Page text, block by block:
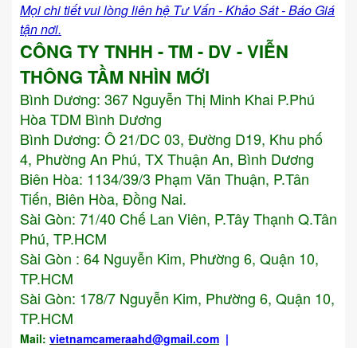
Mọi chi tiết vui lòng liên hệ Tư Vấn - Khảo Sát - Báo Giá
tận nơi.
CÔNG TY TNHH - TM - DV - VIỄN
THÔNG TẦM NHÌN MỚI
Bình Dương: 367 Nguyễn Thị Minh Khai P.Phú
Hòa TDM Bình Dương
Bình Dương: Ô 21/DC 03, Đường D19, Khu phố
4, Phường An Phú, TX Thuận An, Bình Dương
Biên Hòa: 1134/39/3 Phạm Văn Thuận, P.Tân
Tiến, Biên Hòa, Đồng Nai.
Sài Gòn: 71/40 Chế Lan Viên, P.Tây Thạnh Q.Tân
Phú, TP.HCM
Sài Gòn : 64 Nguyễn Kim, Phường 6, Quận 10,
TP.HCM
Sài Gòn: 178/7 Nguyễn Kim, Phường 6, Quận 10,
TP.HCM
Mail: vietnamcameraahd@gmail.com |